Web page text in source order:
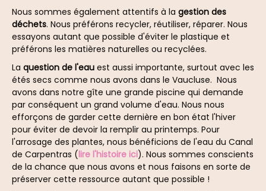
Nous sommes également attentifs à la gestion des
déchets. Nous préférons recycler, réutiliser, réparer. Nous
essayons autant que possible d'éviter le plastique et
préférons les matières naturelles ou recyclées.
La question de l'eau est aussi importante, surtout avec les
étés secs comme nous avons dans le Vaucluse. Nous
avons dans notre gîte une grande piscine qui demande
par conséquent un grand volume d'eau. Nous nous
efforçons de garder cette dernière en bon état l'hiver
pour éviter de devoir la remplir au printemps. Pour
l'arrosage des plantes, nous bénéficions de l'eau du Canal
de Carpentras (lire l'histoire ici). Nous sommes conscients
de la chance que nous avons et nous faisons en sorte de
préserver cette ressource autant que possible !